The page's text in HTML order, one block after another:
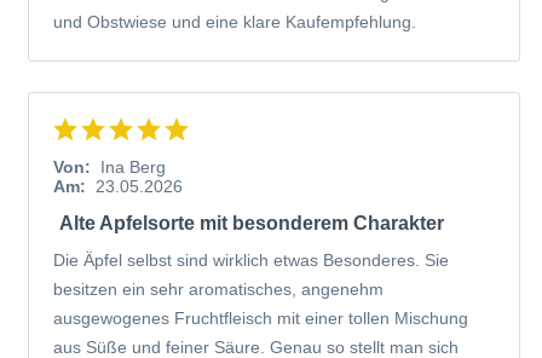
und Obstwiese und eine klare Kaufempfehlung.
Von:
Ina Berg
Am:
23.05.2026
Alte Apfelsorte mit besonderem Charakter
Die Äpfel selbst sind wirklich etwas Besonderes. Sie
besitzen ein sehr aromatisches, angenehm
ausgewogenes Fruchtfleisch mit einer tollen Mischung
aus Süße und feiner Säure. Genau so stellt man sich